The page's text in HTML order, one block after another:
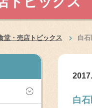
堂・売店トピックス 白
白